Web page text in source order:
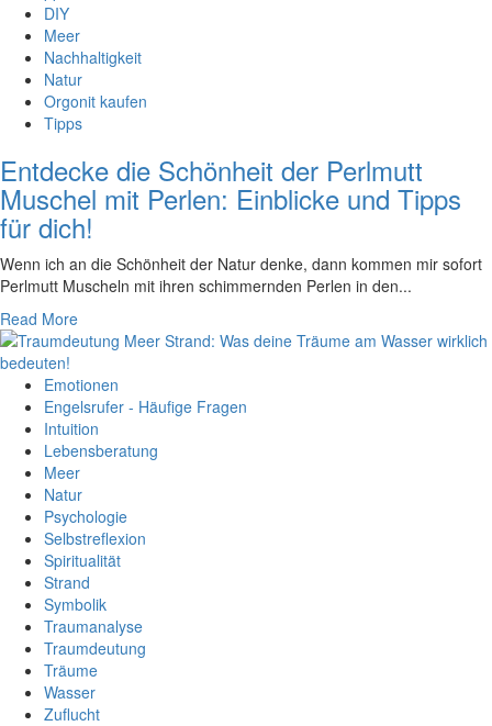
DIY
Meer
Nachhaltigkeit
Natur
Orgonit kaufen
Tipps
Entdecke die Schönheit der Perlmutt
Muschel mit Perlen: Einblicke und Tipps
für dich!
Wenn ich an die Schönheit der Natur denke, dann kommen mir sofort
Perlmutt Muscheln mit ihren schimmernden Perlen in den...
Read More
Emotionen
Engelsrufer - Häufige Fragen
Intuition
Lebensberatung
Meer
Natur
Psychologie
Selbstreflexion
Spiritualität
Strand
Symbolik
Traumanalyse
Traumdeutung
Träume
Wasser
Zuflucht